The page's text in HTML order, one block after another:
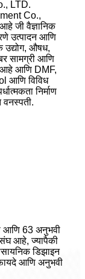
LTD.
Co.,
जी वैज्ञानिक
उत्पादन आणि
उद्योग, औषध,
सामग्री आणि
आहे आणि DMF,
आणि विविध
निर्माण
वनस्पती.
आणि 63 अनुभवी
संघ आहे, ज्यापैकी
डिझाइन
आणि अनुभवी